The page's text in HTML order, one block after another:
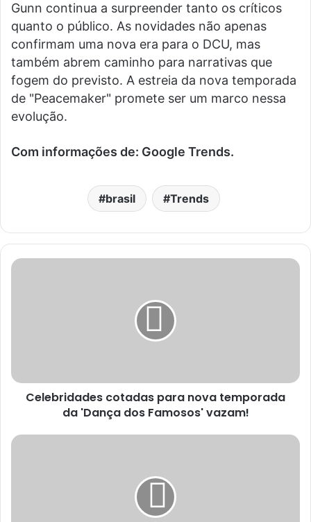
Gunn continua a surpreender tanto os críticos
quanto o público. As novidades não apenas
confirmam uma nova era para o DCU, mas
também abrem caminho para narrativas que
fogem do previsto. A estreia da nova temporada
de "Peacemaker" promete ser um marco nessa
evolução.
Com informações de: Google Trends.
brasil Trends
Celebridades cotadas para nova temporada
da 'Dança dos Famosos' vazam!